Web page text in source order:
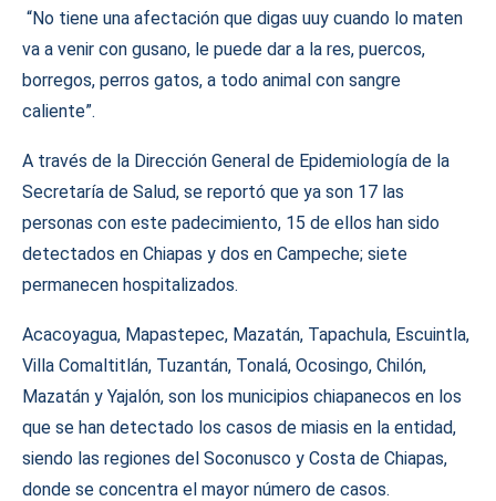
“No tiene una afectación que digas uuy cuando lo maten
va a venir con gusano, le puede dar a la res, puercos,
borregos, perros gatos, a todo animal con sangre
caliente”.
A través de la Dirección General de Epidemiología de la
Secretaría de Salud, se reportó que ya son 17 las
personas con este padecimiento, 15 de ellos han sido
detectados en Chiapas y dos en Campeche; siete
permanecen hospitalizados.
Acacoyagua, Mapastepec, Mazatán, Tapachula, Escuintla,
Villa Comaltitlán, Tuzantán, Tonalá, Ocosingo, Chilón,
Mazatán y Yajalón, son los municipios chiapanecos en los
que se han detectado los casos de miasis en la entidad,
siendo las regiones del Soconusco y Costa de Chiapas,
donde se concentra el mayor número de casos.